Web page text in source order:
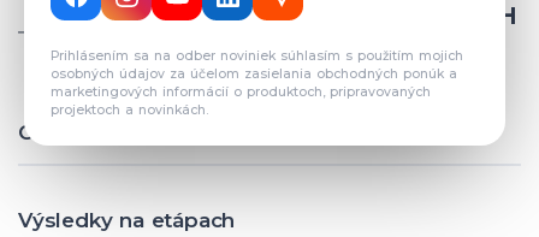
Prihlásením sa na odber noviniek súhlasím s použitím mojich
osobných údajov za účelom zasielania obchodných ponúk a
marketingových informácií o produktoch, pripravovaných
projektoch a novinkách.
CELKOVÝ POČET REGISTROVANÝCH
TÍMOV: 82
Celkové výsledky
Výsledky na etápach